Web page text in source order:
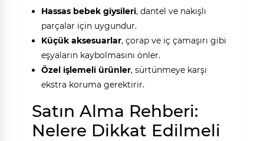
Hassas bebek giysileri, dantel ve nakışlı
parçalar için uygundur.
Küçük aksesuarlar, çorap ve iç çamaşırı gibi
eşyaların kaybolmasını önler.
Özel işlemeli ürünler, sürtünmeye karşı
ekstra koruma gerektirir.
Satın Alma Rehberi:
Nelere Dikkat Edilmeli